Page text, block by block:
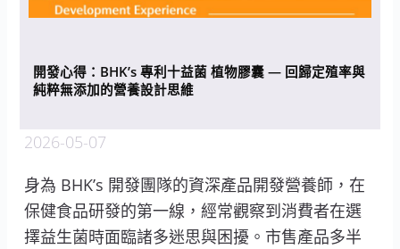
開發心得：BHK’s 專利十益菌 植物膠囊 — 回歸定殖率與
純粹無添加的營養設計思維
2026-05-07
身為 BHK’s 開發團隊的資深產品開發營養師，在
保健食品研發的第一線，經常觀察到消費者在選
擇益生菌時面臨諸多迷思與困擾。市售產品多半